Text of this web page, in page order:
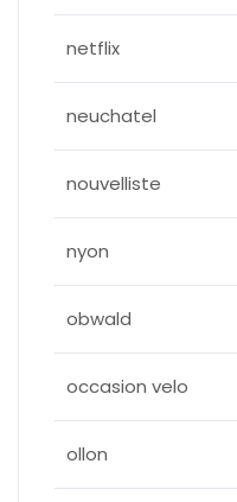
netflix
neuchatel
nouvelliste
nyon
obwald
occasion velo
ollon